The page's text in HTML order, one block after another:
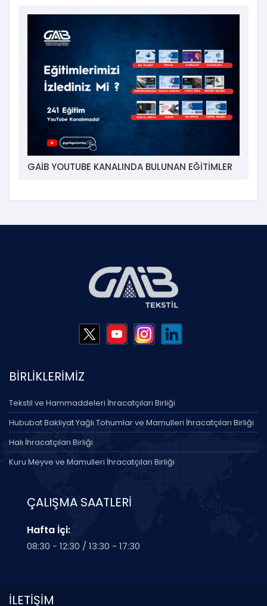
GAİB YOUTUBE KANALINDA BULUNAN EĞİTİMLER
BİRLİKLERİMİZ
Tekstil ve Hammaddeleri İhracatçıları Birliği
Hububat Bakliyat Yağlı Tohumlar ve Mamulleri İhracatçıları Birliği
Halı İhracatçıları Birliği
Kuru Meyve ve Mamulleri İhracatçıları Birliği
ÇALIŞMA SAATLERİ
Hafta İçi:
08:30 - 12:30 / 13:30 - 17:30
İLETİŞİM